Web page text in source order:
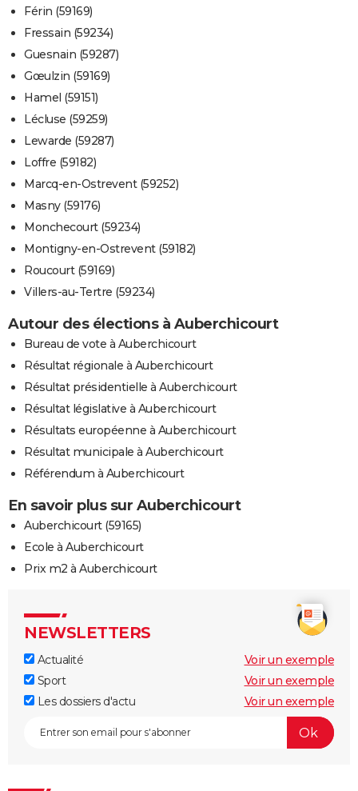
Férin (59169)
Fressain (59234)
Guesnain (59287)
Gœulzin (59169)
Hamel (59151)
Lécluse (59259)
Lewarde (59287)
Loffre (59182)
Marcq-en-Ostrevent (59252)
Masny (59176)
Monchecourt (59234)
Montigny-en-Ostrevent (59182)
Roucourt (59169)
Villers-au-Tertre (59234)
Autour des élections à Auberchicourt
Bureau de vote à Auberchicourt
Résultat régionale à Auberchicourt
Résultat présidentielle à Auberchicourt
Résultat législative à Auberchicourt
Résultats européenne à Auberchicourt
Résultat municipale à Auberchicourt
Référendum à Auberchicourt
En savoir plus sur Auberchicourt
Auberchicourt (59165)
Ecole à Auberchicourt
Prix m2 à Auberchicourt
NEWSLETTERS
Actualité
Voir un exemple
Sport
Voir un exemple
Les dossiers d'actu
Voir un exemple